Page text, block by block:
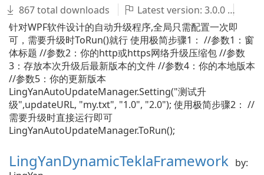
867 total downloads
Latest version: 3.0.0
针对WPF软件设计的自动升级程序,全局只需配置一次即
可，需要升级时ToRun()就行 使用极简步骤1： //参数1：窗
体标题 //参数2：你的http或https网络升级压缩包 //参数
3：存放本次升级后最新版本的文件 //参数4：你的本地版本
//参数5：你的更新版本
LingYanAutoUpdateManager.Setting("测试升
级",updateURL, "my.txt", "1.0", "2.0"); 使用极简步骤2： //
需要升级时直接运行即可
LingYanAutoUpdateManager.ToRun();
LingYanDynamicTeklaFramework by: